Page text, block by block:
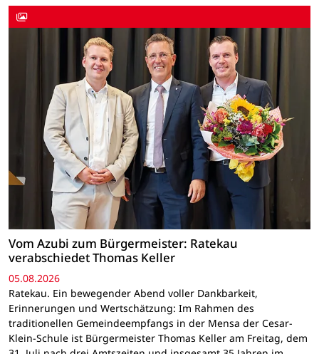
Vom Azubi zum Bürgermeister: Ratekau
verabschiedet Thomas Keller
05.08.2026
Ratekau. Ein bewegender Abend voller Dankbarkeit,
Erinnerungen und Wertschätzung: Im Rahmen des
traditionellen Gemeindeempfangs in der Mensa der Cesar-
Klein-Schule ist Bürgermeister Thomas Keller am Freitag, dem